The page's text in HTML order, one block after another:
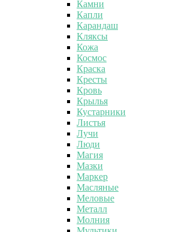
Камни
Капли
Карандаш
Кляксы
Кожа
Космос
Краска
Кресты
Кровь
Крылья
Кустарники
Листья
Лучи
Люди
Магия
Мазки
Маркер
Масляные
Меловые
Металл
Молния